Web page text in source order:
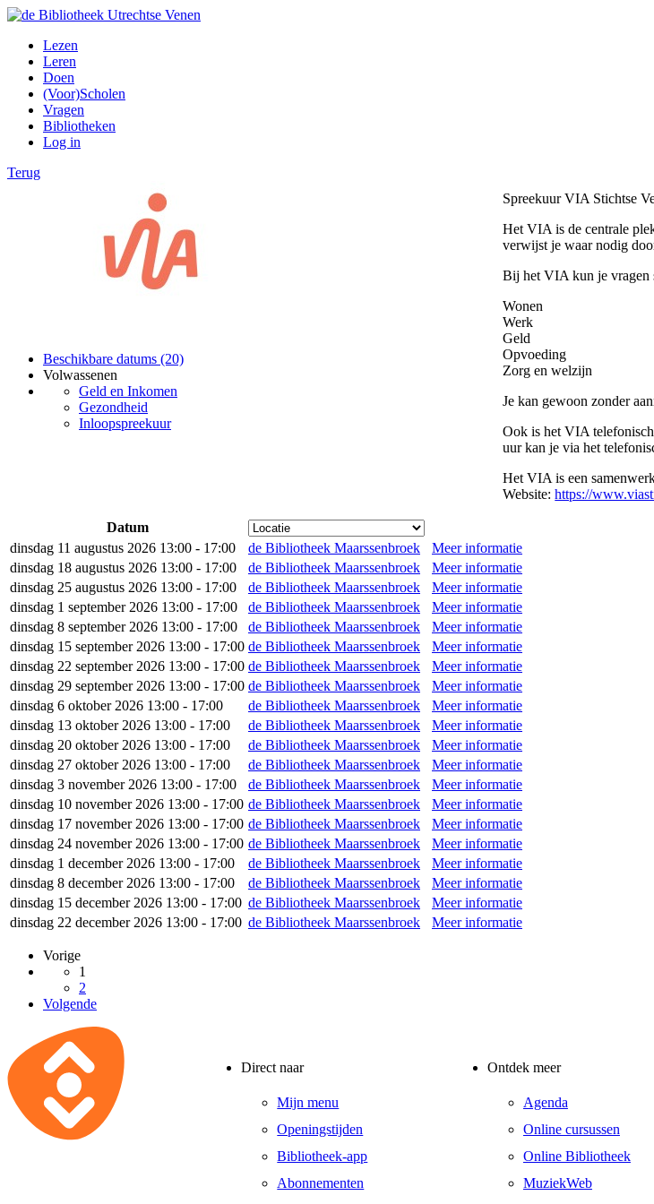
Lezen
Leren
Doen
(Voor)Scholen
Vragen
Bibliotheken
Log in
Terug
Beschikbare datums (20)
Volwassenen
Geld en Inkomen
Gezondheid
Inloopspreekuur
Spreekuur VIA Stichtse
Het VIA is de centrale
verwijst je waar nodig
Bij het VIA kun je vragen
Wonen
Werk
Geld
Opvoeding
Zorg en welzijn
Je kan gewoon zonder
Ook is het VIA
uur kan je via het
Het VIA is een
Website:https://
Datum
dinsdag 11 augustus 2026 13:00 - 17:00
de Bibliotheek Maarssenbroek
Meer informatie
dinsdag 18 augustus 2026 13:00 - 17:00
de Bibliotheek Maarssenbroek
Meer informatie
dinsdag 25 augustus 2026 13:00 - 17:00
de Bibliotheek Maarssenbroek
Meer informatie
dinsdag 1 september 2026 13:00 - 17:00
de Bibliotheek Maarssenbroek
Meer informatie
dinsdag 8 september 2026 13:00 - 17:00
de Bibliotheek Maarssenbroek
Meer informatie
dinsdag 15 september 2026 13:00 - 17:00 de Bibliotheek Maarssenbroek
Meer informatie
dinsdag 22 september 2026 13:00 - 17:00 de Bibliotheek Maarssenbroek
Meer informatie
dinsdag 29 september 2026 13:00 - 17:00 de Bibliotheek Maarssenbroek
Meer informatie
dinsdag 6 oktober 2026 13:00 - 17:00
de Bibliotheek Maarssenbroek
Meer informatie
dinsdag 13 oktober 2026 13:00 - 17:00
de Bibliotheek Maarssenbroek
Meer informatie
dinsdag 20 oktober 2026 13:00 - 17:00
de Bibliotheek Maarssenbroek
Meer informatie
dinsdag 27 oktober 2026 13:00 - 17:00
de Bibliotheek Maarssenbroek
Meer informatie
dinsdag 3 november 2026 13:00 - 17:00
de Bibliotheek Maarssenbroek
Meer informatie
dinsdag 10 november 2026 13:00 - 17:00 de Bibliotheek Maarssenbroek
Meer informatie
dinsdag 17 november 2026 13:00 - 17:00 de Bibliotheek Maarssenbroek
Meer informatie
dinsdag 24 november 2026 13:00 - 17:00 de Bibliotheek Maarssenbroek
Meer informatie
dinsdag 1 december 2026 13:00 - 17:00
de Bibliotheek Maarssenbroek
Meer informatie
dinsdag 8 december 2026 13:00 - 17:00
de Bibliotheek Maarssenbroek
Meer informatie
dinsdag 15 december 2026 13:00 - 17:00 de Bibliotheek Maarssenbroek
Meer informatie
dinsdag 22 december 2026 13:00 - 17:00 de Bibliotheek Maarssenbroek Meer informatie
Vorige
1
2
Volgende
Direct naar
Mijn menu
Openingstijden
Bibliotheek-app
Abonnementen
Ontdek meer
Agenda
Online cursussen
Online Bibliotheek
MuziekWeb